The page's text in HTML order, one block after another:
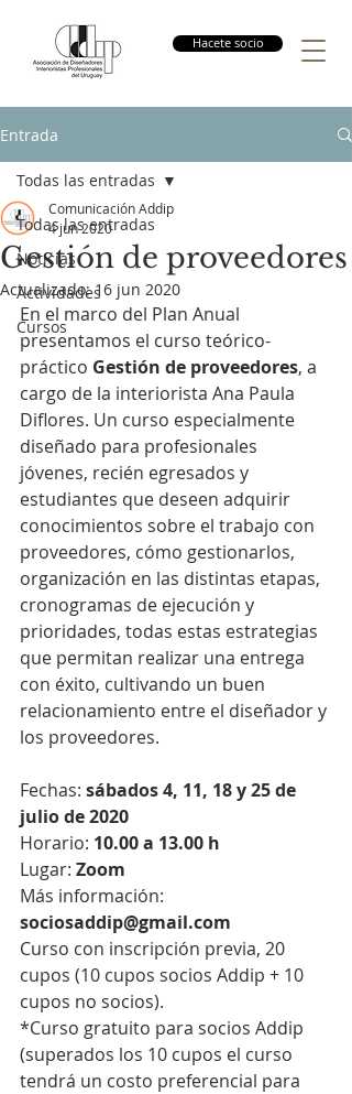
Hacete socio
Entrada
Todas las entradas
Noticias
Actividades
Cursos
Todas las entradas
Gestión de proveedores
Comunicación Addip
4 jun 2020
Actualizado:16 jun 2020
En el marco del Plan Anual
presentamos el curso teórico-
práctico Gestión de proveedores, a
cargo de la interiorista Ana Paula
Diflores. Un curso especialmente
diseñado para profesionales
jóvenes, recién egresados y
estudiantes que deseen adquirir
conocimientos sobre el trabajo con
proveedores, cómo gestionarlos,
organización en las distintas etapas,
cronogramas de ejecución y
prioridades, todas estas estrategias
que permitan realizar una entrega
con éxito, cultivando un buen
relacionamiento entre el diseñador y
los proveedores.
Fechas: sábados 4, 11, 18 y 25 de
julio de 2020
Horario: 10.00 a 13.00 h
Lugar: Zoom
Más información:
sociosaddip@gmail.com
Curso con inscripción previa, 20
cupos (10 cupos socios Addip + 10
cupos no socios).
*Curso gratuito para socios Addip
(superados los 10 cupos el curso
tendrá un costo preferencial para